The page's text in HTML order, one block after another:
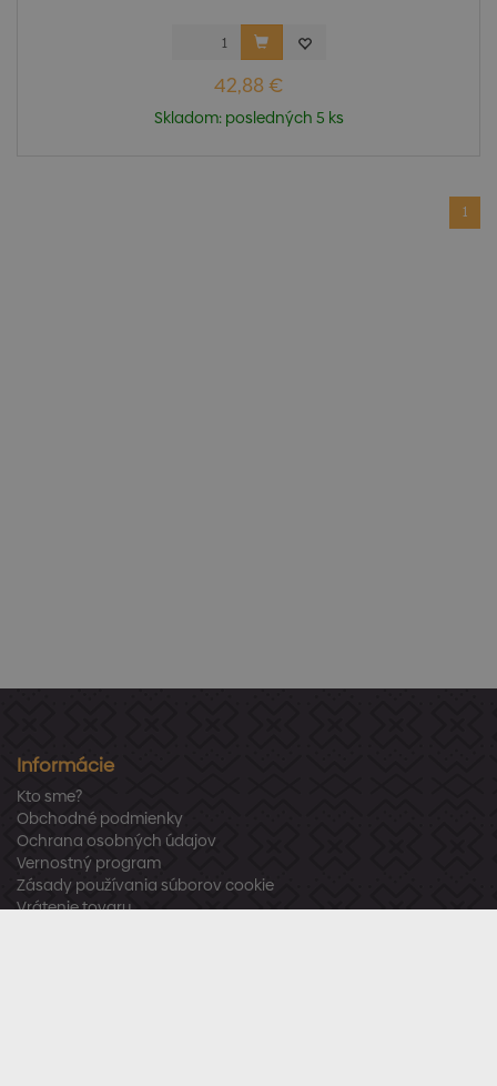
42,88 €
Skladom: posledných 5 ks
1
Informácie
Kto sme?
Obchodné podmienky
Ochrana osobných údajov
Vernostný program
Zásady používania súborov cookie
Vrátenie tovaru